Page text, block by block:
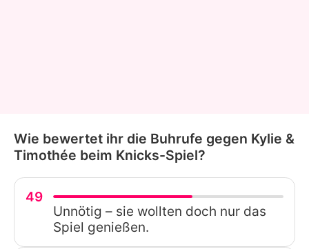
Wie bewertet ihr die Buhrufe gegen Kylie &
Timothée beim Knicks-Spiel?
49
Unnötig – sie wollten doch nur das
Spiel genießen.